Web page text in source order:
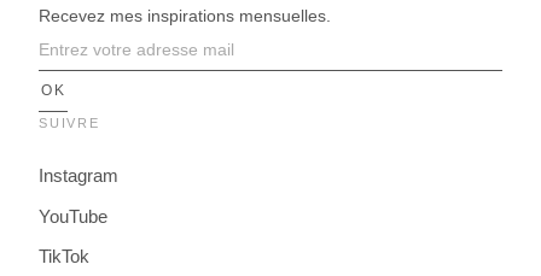
Recevez mes inspirations mensuelles.
SUIVRE
Instagram
YouTube
TikTok